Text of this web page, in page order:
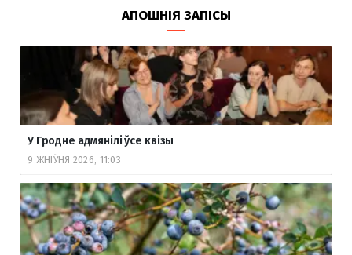
АПОШНІЯ ЗАПІСЫ
У Гродне адмянілі ўсе квізы
9 ЖНІЎНЯ 2026, 11:03